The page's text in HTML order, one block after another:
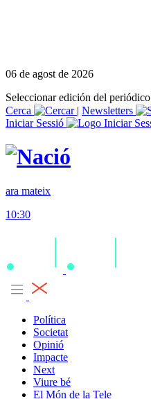
06 de agost de 2026
Seleccionar edición del periódico
Cerca
| Newsletters
Iniciar Sessió
ara mateix
10:30
Política
Societat
Opinió
Impacte
Next
Viure bé
El Món de la Tele